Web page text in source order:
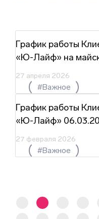
График работы
«Ю-Лайф» на
27 апреля 2026
#Важное
График работы
«Ю-Лайф»
27 февраля 2026
#Важное